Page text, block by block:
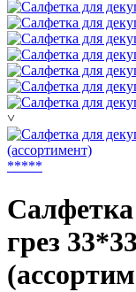
˅
*****
грез